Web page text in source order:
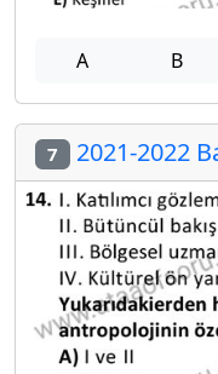
A B
7 2021-2022